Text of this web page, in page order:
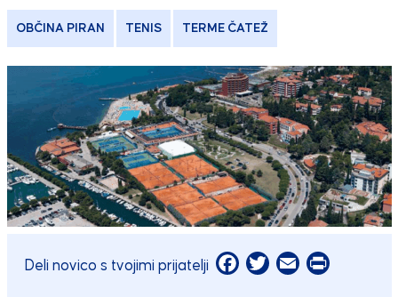
OBČINA PIRAN TENIS TERME ČATEŽ
Deli novico s tvojimi prijatelji Facebook
Twitter
EmailPrint